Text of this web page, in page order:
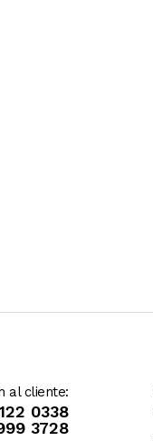
al cliente:
0338
3728